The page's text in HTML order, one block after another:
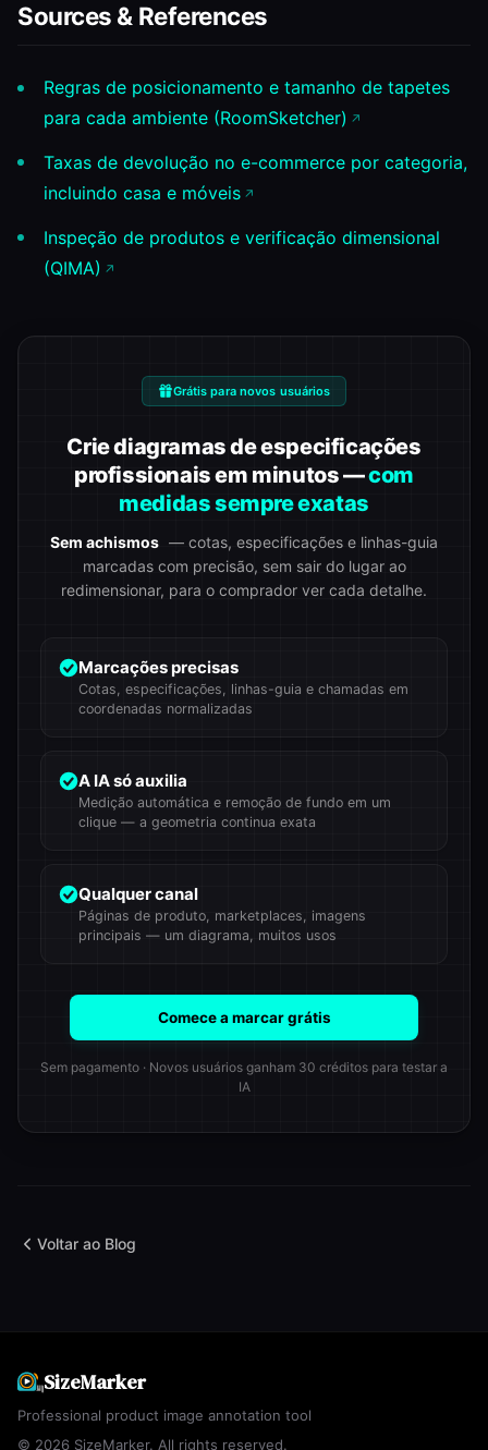
Sources & References
Regras de posicionamento e tamanho de tapetes
para cada ambiente (RoomSketcher)
Taxas de devolução no e-commerce por categoria,
incluindo casa e móveis
Inspeção de produtos e verificação dimensional
(QIMA)
Grátis para novos usuários
Crie diagramas de especificações
profissionais em minutos —com
medidas sempre exatas
Sem achismos — cotas, especificações e linhas-guia
marcadas com precisão, sem sair do lugar ao
redimensionar, para o comprador ver cada detalhe.
Marcações precisas
Cotas, especificações, linhas-guia e chamadas em
coordenadas normalizadas
A IA só auxilia
Medição automática e remoção de fundo em um
clique — a geometria continua exata
Qualquer canal
Páginas de produto, marketplaces, imagens
principais — um diagrama, muitos usos
Comece a marcar grátis
Sem pagamento · Novos usuários ganham 30 créditos para testar a
IA
Voltar ao Blog
SizeMarker
Professional product image annotation tool
© 2026 SizeMarker. All rights reserved.